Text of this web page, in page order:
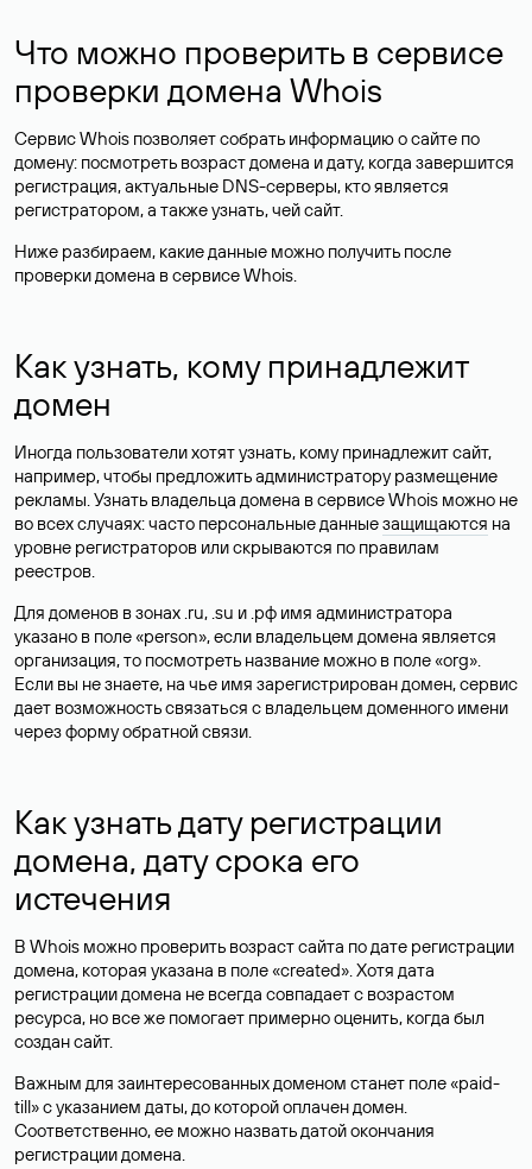
Что можно проверить в сервисе
проверки домена Whois
Сервис Whois позволяет собрать информацию о сайте по
домену: посмотреть возраст домена и дату, когда завершится
регистрация, актуальные DNS-серверы, кто является
регистратором, а также узнать, чей сайт.
Ниже разбираем, какие данные можно получить после
проверки домена в сервисе Whois.
Как узнать, кому принадлежит
домен
Иногда пользователи хотят узнать, кому принадлежит сайт,
например, чтобы предложить администратору размещение
рекламы. Узнать владельца домена в сервисе Whois можно не
во всех случаях: часто персональные данныезащищаются на
уровне регистраторов или скрываются по правилам
реестров.
Для доменов в зонах .ru, .su и .рф имя администратора
указано в поле «person», если владельцем домена является
организация, то посмотреть название можно в поле «org».
Если вы не знаете, на чье имя зарегистрирован домен, сервис
дает возможность связаться с владельцем доменного имени
через форму обратной связи.
Как узнать дату регистрации
домена, дату срока его
истечения
В Whois можно проверить возраст сайта по дате регистрации
домена, которая указана в поле «created». Хотя дата
регистрации домена не всегда совпадает с возрастом
ресурса, но все же помогает примерно оценить, когда был
создан сайт.
Важным для заинтересованных доменом станет поле «paid-
till» с указанием даты, до которой оплачен домен.
Соответственно, ее можно назвать датой окончания
регистрации домена.